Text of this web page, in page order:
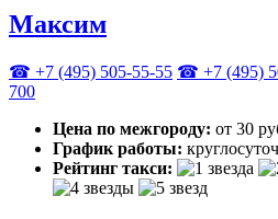
Максим
☎ +7 (495) 505-55-55 ☎ +7 (495)
700
Цена по межгороду: от 30
График работы:
Рейтинг такси: